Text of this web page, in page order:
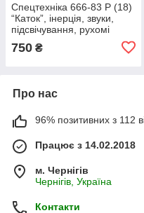
Спецтехніка 666-83 P (18)
“Каток”, інерція, звуки,
підсвічування, рухомі
елементи, гумові шини, в
750 ₴
Про нас
96% позитивних з 112
Працює з 14.02.2018
м. Чернігів
Чернігів, Україна
Контакти